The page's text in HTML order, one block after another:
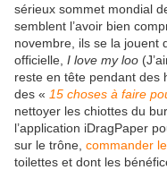
sérieux sommet mondial
semblent l’avoir bien
novembre, ils se la jouent
officielle, I love my loo
reste en tête pendant des
des « 15 choses à faire
nettoyer les chiottes du
l’application iDragPaper
sur le trône, commander
toilettes et dont les